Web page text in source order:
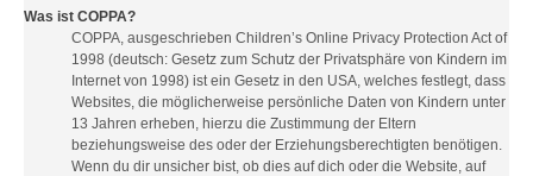
Was ist COPPA?
COPPA, ausgeschrieben Children’s Online Privacy Protection Act of
1998 (deutsch: Gesetz zum Schutz der Privatsphäre von Kindern im
Internet von 1998) ist ein Gesetz in den USA, welches festlegt, dass
Websites, die möglicherweise persönliche Daten von Kindern unter
13 Jahren erheben, hierzu die Zustimmung der Eltern
beziehungsweise des oder der Erziehungsberechtigten benötigen.
Wenn du dir unsicher bist, ob dies auf dich oder die Website, auf